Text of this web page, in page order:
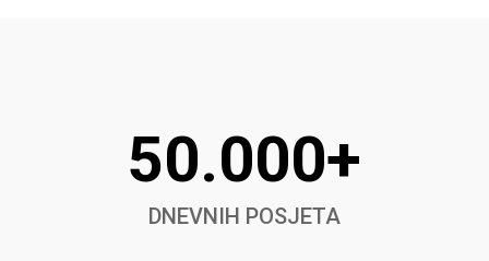
50.000+
DNEVNIH POSJETA